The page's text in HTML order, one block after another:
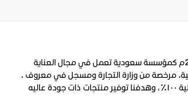
بدأ المتجر عام 2012م كمؤسسة سعودية تعمل في مجال العناية
مرخصة من وزارة التجارة ومسجل في معروف ،
جميع المنتجات أصلية ١٠٠٪، وهدفنا توفير منتجات ذات جودة عاليه